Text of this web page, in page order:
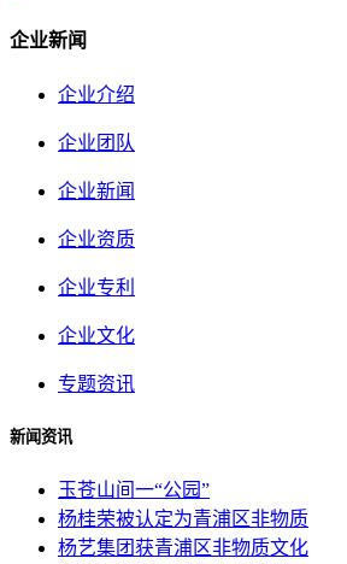
企业新闻
企业介绍
企业团队
企业新闻
企业资质
企业专利
企业文化
专题资讯
新闻资讯
玉苍山间一“公园”
杨桂荣被认定为青浦区非物质
杨艺集团获青浦区非物质文化